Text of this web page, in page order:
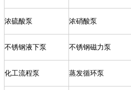
浓硫酸泵 浓硝酸泵
不锈钢液下泵 不锈钢磁力泵
化工流程泵 蒸发循环泵